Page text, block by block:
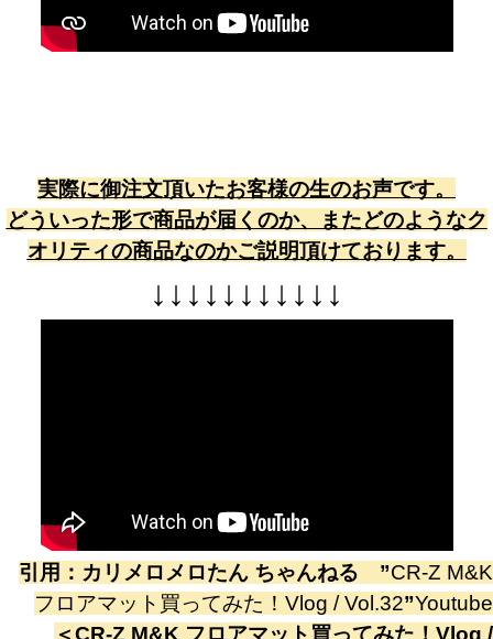
実際に御注文頂いたお客様の生のお声です。
どういった形で商品が届くのか、またどのようなク
オリティの商品なのかご説明頂けております。
↓ ↓ ↓ ↓ ↓ ↓ ↓ ↓ ↓ ↓ ↓
引用： カリメロメロたん ちゃんねる ”CR-Z M&K
フロアマット買ってみた！Vlog / Vol.32”Youtube